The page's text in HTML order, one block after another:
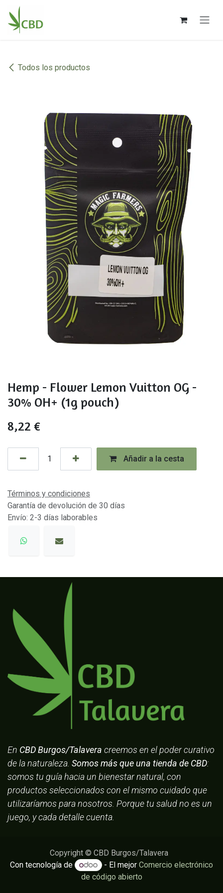
Ir al contenido
Todos los productos
Hemp - Flower Lemon Vuitton OG -
30% OH+ (1g pouch)
8,22 €
Añadir a la cesta
Términos y condiciones
Garantía de devolución de 30 días
Envío: 2-3 días laborables
En CBD Burgos/Talavera creemos en el poder curativo
de la naturaleza. Somos más que una tienda de CBD:
somos tu guía hacia un bienestar natural, con
productos seleccionados con el mismo cuidado que
utilizaríamos para nosotros. Porque tu salud no es un
juego, y cada detalle cuenta.
Copyright © CBD Burgos/Talavera
Con tecnología de
- El mejor Comercio electrónico
de código abierto